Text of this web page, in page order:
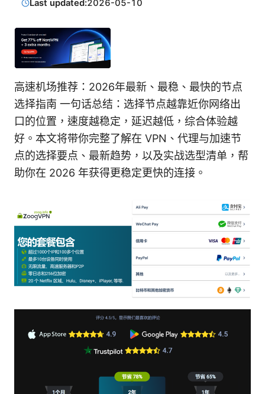
Last updated:2026-05-10
高速机场推荐：2026年最新、最稳、最快的节点
选择指南 一句话总结：选择节点越靠近你网络出
口的位置，速度越稳定，延迟越低，综合体验越
好。本文将带你完整了解在 VPN、代理与加速节
点的选择要点、最新趋势，以及实战选型清单，帮
助你在 2026 年获得更稳定更快的连接。